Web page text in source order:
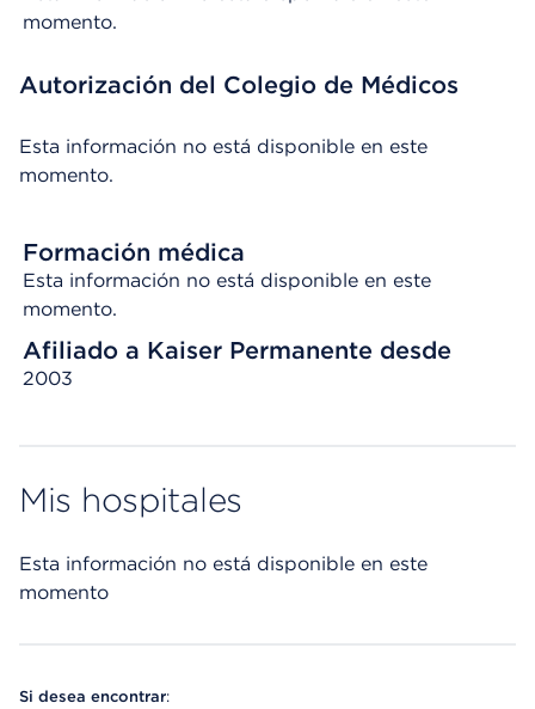
momento.
Autorización del Colegio de Médicos
Esta información no está disponible en este
momento.
Formación médica
Esta información no está disponible en este
momento.
Afiliado a Kaiser Permanente desde
2003
Mis hospitales
Esta información no está disponible en este
momento
Si desea encontrar: